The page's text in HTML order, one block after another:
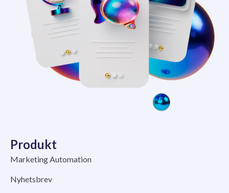
Produkt
Marketing Automation
Nyhetsbrev